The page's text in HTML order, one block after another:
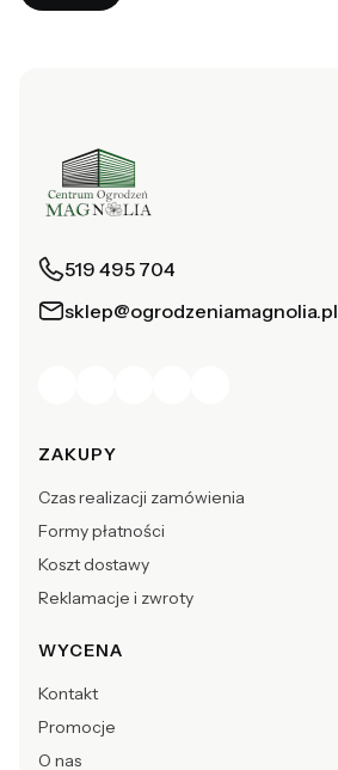
519 495 704
sklep@ogrodzeniamagnolia.pl
Linki w stopce
ZAKUPY
Czas realizacji zamówienia
Formy płatności
Koszt dostawy
Reklamacje i zwroty
WYCENA
Kontakt
Promocje
O nas